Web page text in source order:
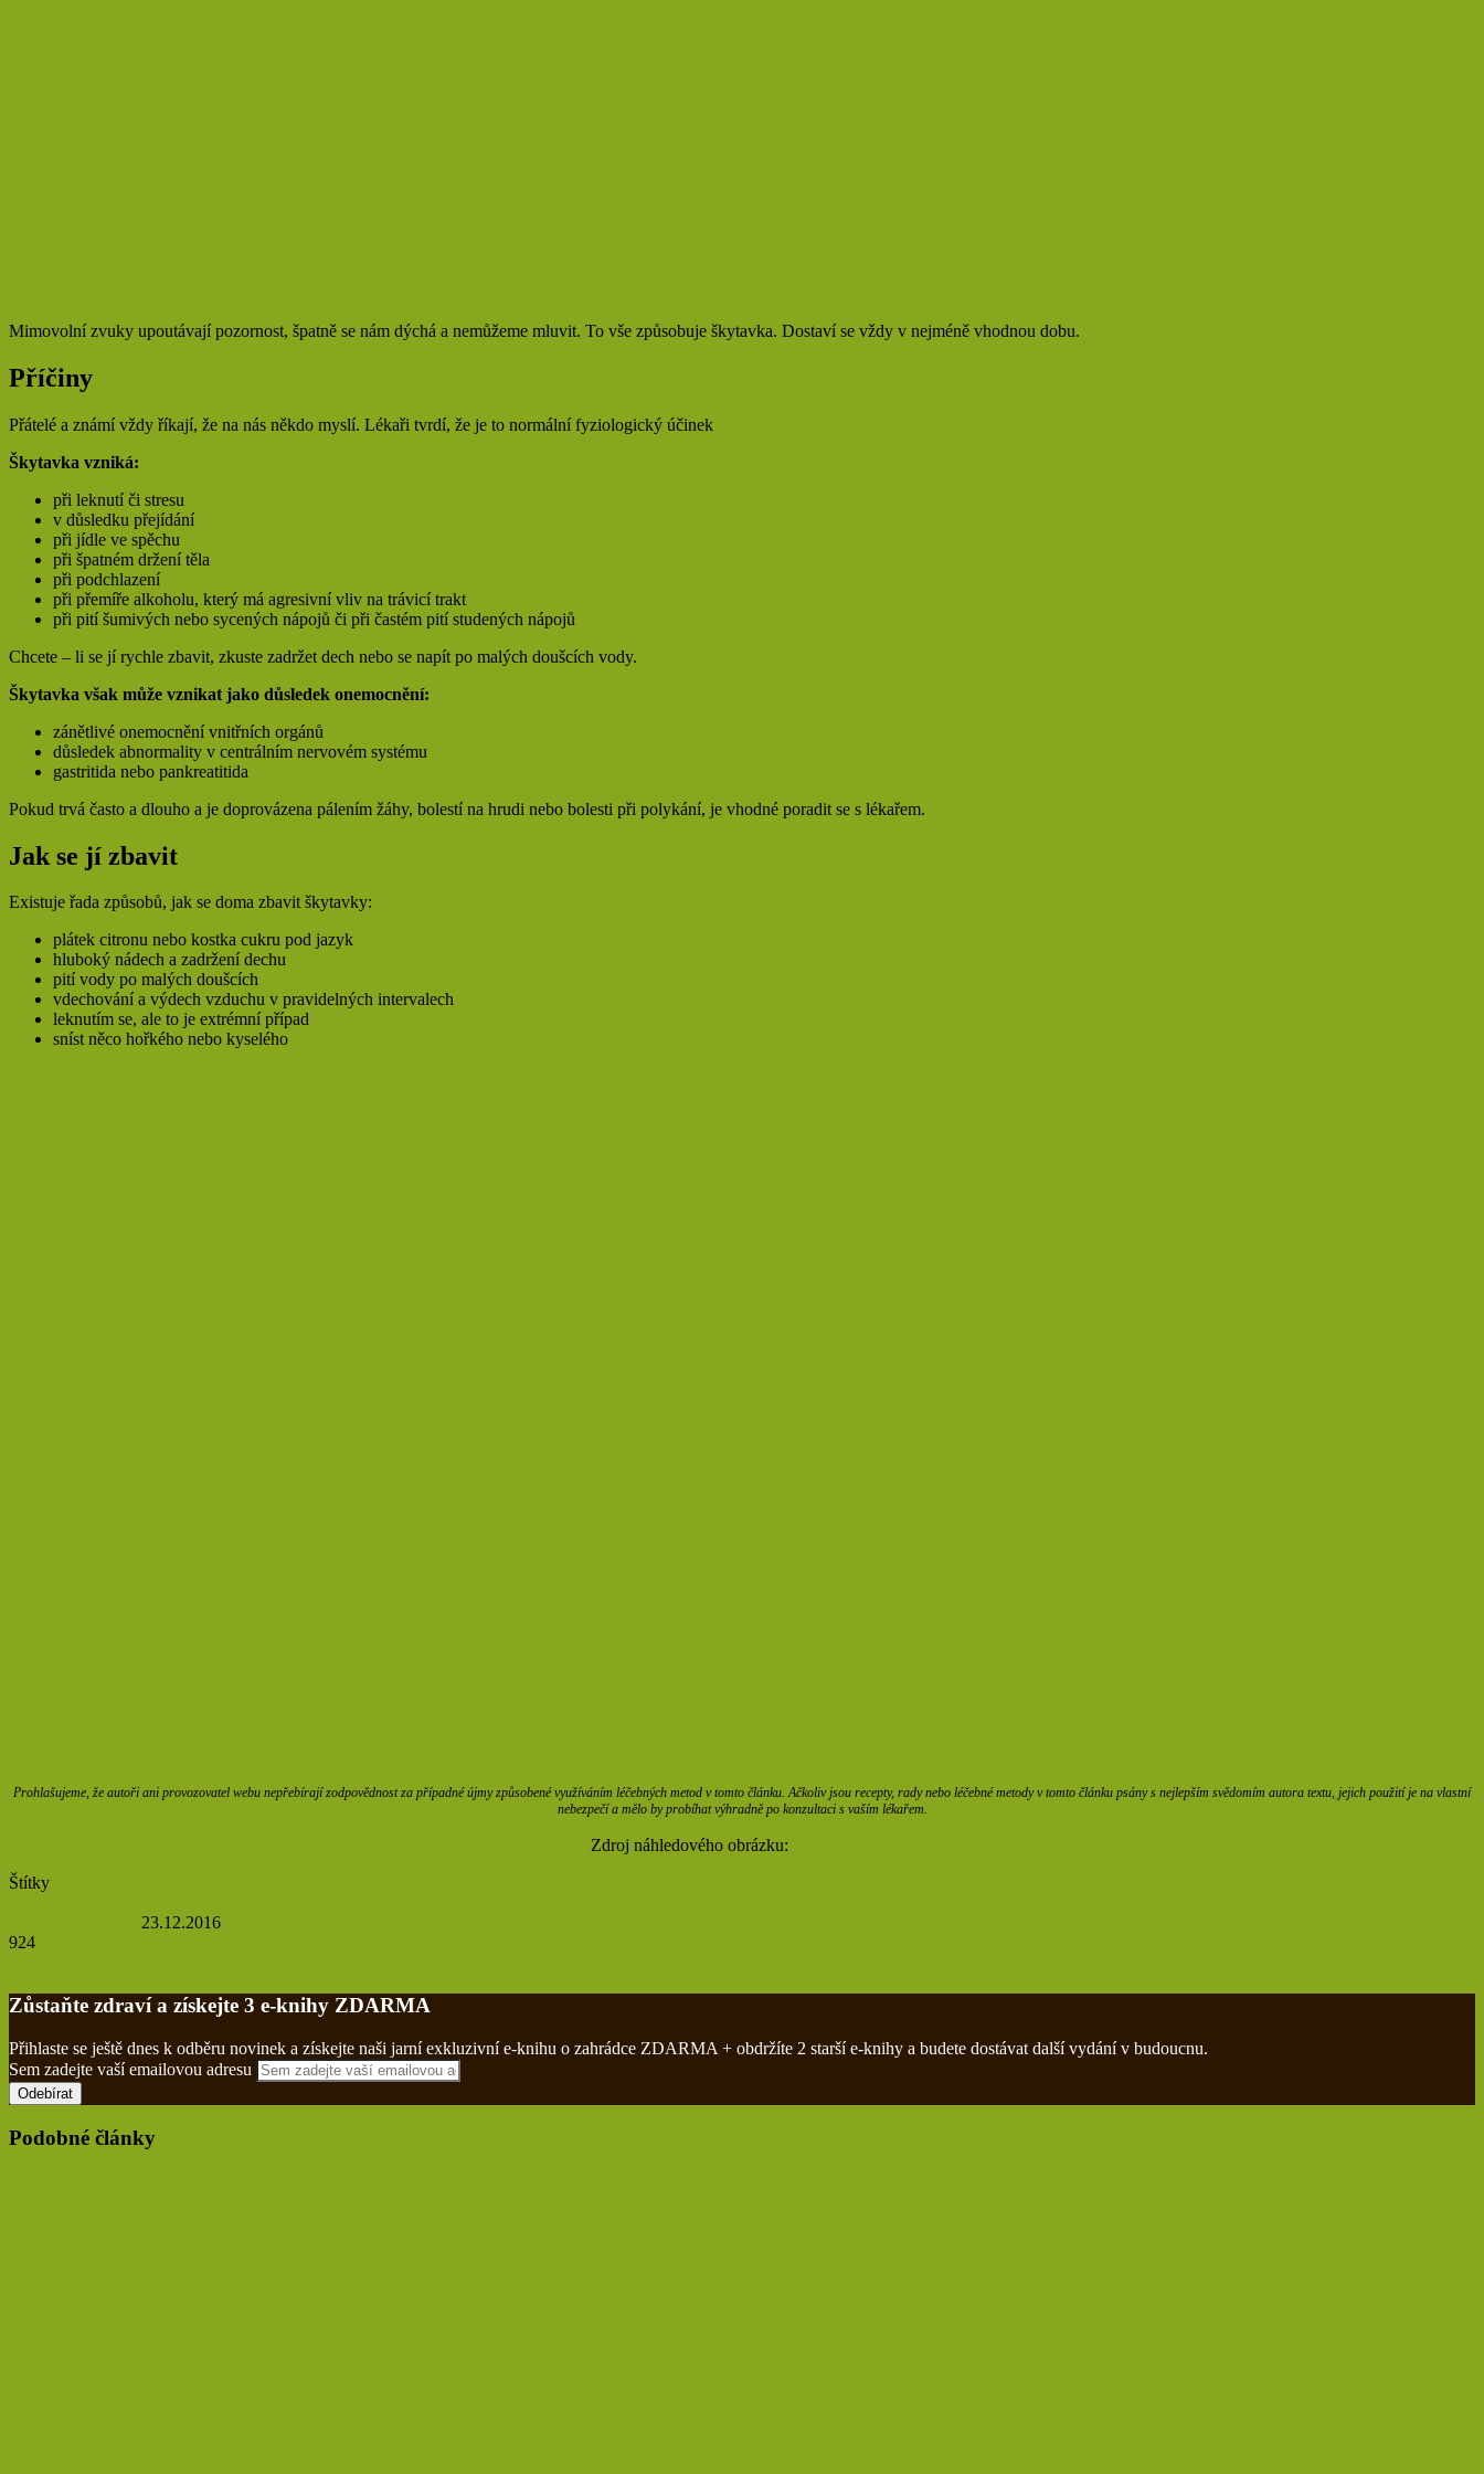
Mimovolní zvuky upoutávají pozornost, špatně se nám dýchá a nemůžeme mluvit. To vše způsobuje škytavka. Dostaví se vždy v nejméně vhodnou dobu.
Příčiny
Přátelé a známí vždy říkají, že na nás někdo myslí. Lékaři tvrdí, že je to normální fyziologický účinek
Škytavka vzniká:
při leknutí či stresu
v důsledku přejídání
při jídle ve spěchu
při špatném držení těla
při podchlazení
při přemíře alkoholu, který má agresivní vliv na trávicí trakt
při pití šumivých nebo sycených nápojů či při častém pití studených nápojů
Chcete – li se jí rychle zbavit, zkuste zadržet dech nebo se napít po malých doušcích vody.
Škytavka však může vznikat jako důsledek onemocnění:
zánětlivé onemocnění vnitřních orgánů
důsledek abnormality v centrálním nervovém systému
gastritida nebo pankreatitida
Pokud trvá často a dlouho a je doprovázena pálením žáhy, bolestí na hrudi nebo bolesti při polykání, je vhodné poradit se s lékařem.
Jak se jí zbavit
Existuje řada způsobů, jak se doma zbavit škytavky:
plátek citronu nebo kostka cukru pod jazyk
hluboký nádech a zadržení dechu
pití vody po malých doušcích
vdechování a výdech vzduchu v pravidelných intervalech
leknutím se, ale to je extrémní případ
sníst něco hořkého nebo kyselého
Prohlašujeme, že autoři ani provozovatel webu nepřebírají zodpovědnost za případné újmy způsobené využíváním léčebných metod v tomto článku. Ačkoliv jsou recepty, rady nebo léčebné metody v tomto článku psány s nejlepším svědomím autora textu, jejich použití je na vlastní
nebezpečí a mělo by probíhat výhradně po konzultaci s vaším lékařem.
Zdroj náhledového obrázku:
Štítky
23.12.2016
924
Zůstaňte zdraví a získejte 3 e-knihy ZDARMA
Přihlaste se ještě dnes k odběru novinek a získejte naši jarní exkluzivní e-knihu o zahrádce ZDARMA + obdržíte 2 starší e-knihy a budete dostávat další vydání v budoucnu.
Sem zadejte vaší emailovou adresu
Podobné články